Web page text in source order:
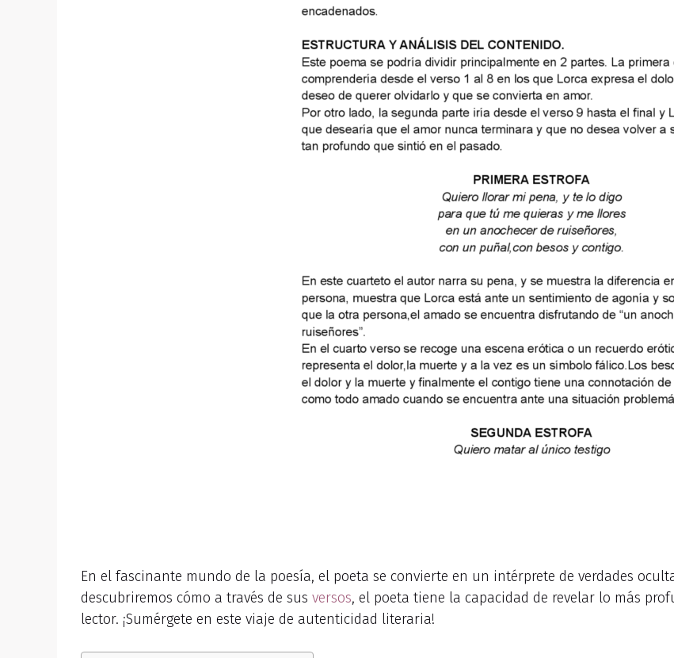
En el fascinante mundo de la poesía, el poeta se convierte en un intérprete de verdades
descubriremos cómo a través de sus versos, el poeta tiene la capacidad de revelar lo más
lector. ¡Sumérgete en este viaje de autenticidad literaria!